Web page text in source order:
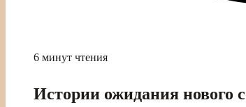
6 минут чтения
Истории ожидания нового